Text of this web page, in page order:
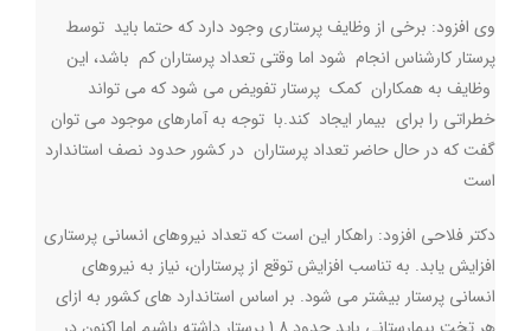
وی افزود: برخی از وظایف پرستاری وجود دارد که حتما باید توسط
پرستار کارشناس انجام شود اما وقتی تعداد پرستاران کم باشد، این
وظایف به همکاران کمک پرستار تفویض می شود که می تواند
خطراتی را برای بیمار ایجاد کند.با توجه به آمارهای موجود می توان
گفت که در حال حاضر تعداد پرستاران در کشور حدود نصف استاندارد
است
دکتر فلاحی افزود: راهکار این است که تعداد نیروهای انسانی پرستاری
افزایش یابد. به تناسب افزایش توقع از پرستاران، نیاز به نیروهای
انسانی پرستار بیشتر می شود. بر اساس استاندارد های کشور به ازای